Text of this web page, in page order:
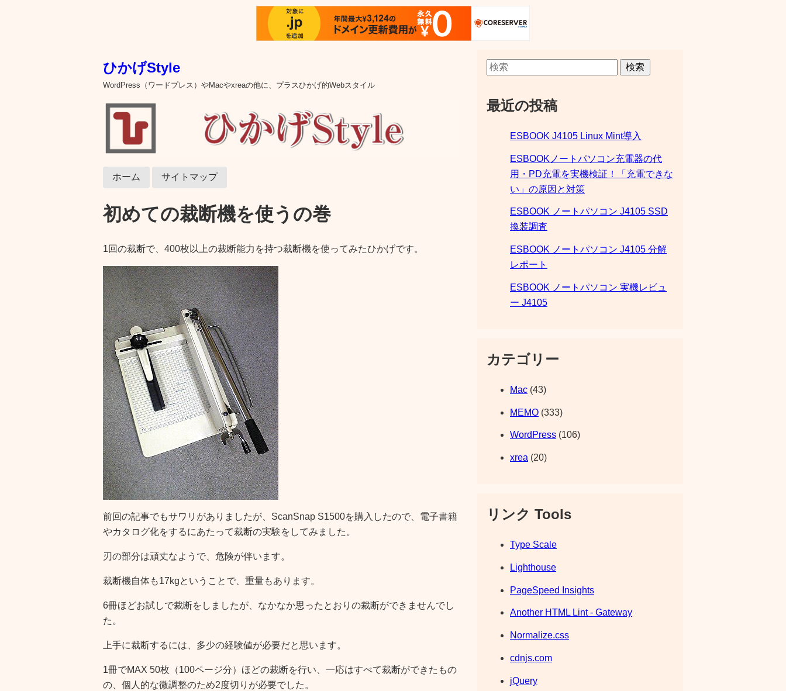
ひかげStyle
WordPress（ワードプレス）やMacやxreaの他に、プラスひかげ的Webスタイル
ホーム サイトマップ
初めての裁断機を使うの巻
1回の裁断で、400枚以上の裁断能力を持つ裁断機を使ってみたひかげです。
前回の記事でもサワリがありましたが、ScanSnap S1500を購入したので、電子書籍
やカタログ化をするにあたって裁断の実験をしてみました。
刃の部分は頑丈なようで、危険が伴います。
裁断機自体も17kgということで、重量もあります。
6冊ほどお試しで裁断をしましたが、なかなか思ったとおりの裁断ができませんでし
た。
上手に裁断するには、多少の経験値が必要だと思います。
1冊でMAX 50枚（100ページ分）ほどの裁断を行い、一応はすべて裁断ができたもの
の、個人的な微調整のため2度切りが必要でした。
検索
最近の投稿
ESBOOK J4105 Linux Mint導入
ESBOOKノートパソコン充電器の代
用・PD充電を実機検証！「充電できな
い」の原因と対策
ESBOOK ノートパソコン J4105 SSD
換装調査
ESBOOK ノートパソコン J4105 分解
レポート
ESBOOK ノートパソコン 実機レビュ
ー J4105
カテゴリー
Mac (43)
MEMO (333)
WordPress (106)
xrea (20)
リンク Tools
Type Scale
Lighthouse
PageSpeed Insights
Another HTML Lint - Gateway
Normalize.css
cdnjs.com
jQuery